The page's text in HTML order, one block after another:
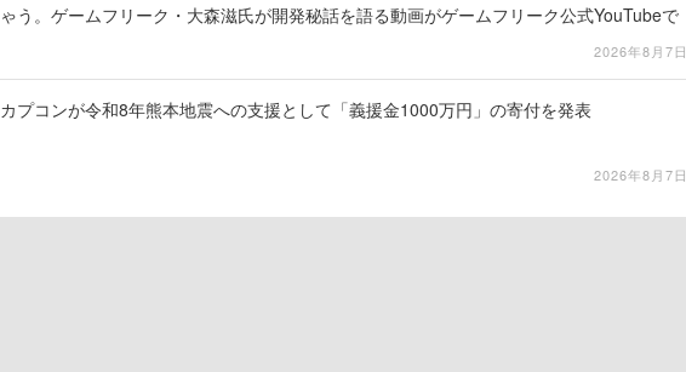
ゃう。ゲームフリーク・大森滋氏が開発秘話を語る動画がゲームフリーク公式YouTubeで
2026年8月7日
カプコンが令和8年熊本地震への支援として「義援金1000万円」の寄付を発表
2026年8月7日